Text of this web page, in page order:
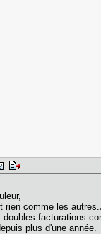
rien comme les
doubles facturations
plus d'une année.